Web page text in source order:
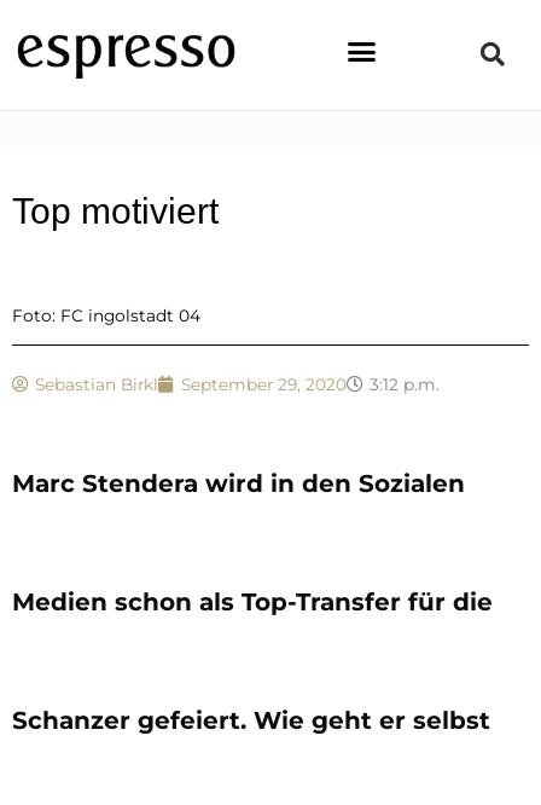
Inhalt
springen
Top motiviert
Foto: FC ingolstadt 04
Sebastian Birkl September 29, 2020 3:12 p.m.
Marc Stendera wird in den Sozialen
Medien schon als Top-Transfer für die
Schanzer gefeiert. Wie geht er selbst